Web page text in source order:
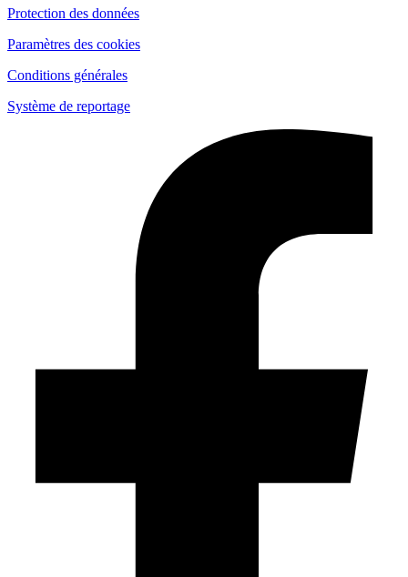
Protection des données
Paramètres des cookies
Conditions générales
Système de reportage